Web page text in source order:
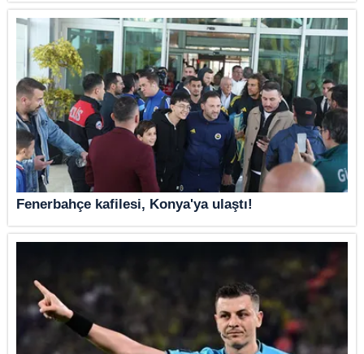
Fenerbahçe kafilesi, Konya'ya ulaştı!